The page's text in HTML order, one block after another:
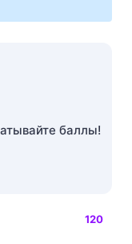
баллы!
120